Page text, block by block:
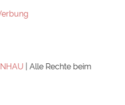
| Alle Rechte beim